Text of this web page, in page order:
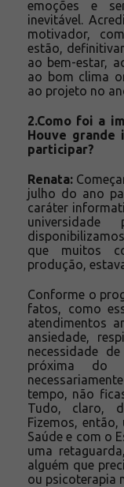
emoções e
inevitável.
motivador,
estão,
ao bem-estar,
ao bom clima
ao projeto no
2.Como foi a
Houve grande
participar?
Renata:
julho do ano
caráter
que muitos
produção,
Conforme o
fatos, como
atendimentos
ansiedade,
necessidade
próxima do
tempo, não
Tudo, claro,
Fizemos,
Saúde e com o
uma
alguém que
ou psicoterapia